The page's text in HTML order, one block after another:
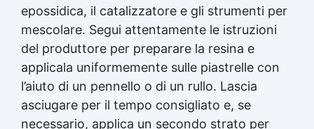
epossidica, il catalizzatore e gli strumenti per
mescolare. Segui attentamente le istruzioni
del produttore per preparare la resina e
applicala uniformemente sulle piastrelle con
l’aiuto di un pennello o di un rullo. Lascia
asciugare per il tempo consigliato e, se
necessario, applica un secondo strato per